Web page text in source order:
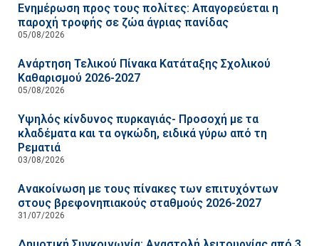
Ενημέρωση προς τους πολίτες: Απαγορεύεται η
παροχή τροφής σε ζώα άγριας πανίδας
05/08/2026
Ανάρτηση Τελικού Πίνακα Κατάταξης Σχολικού
Καθαρισμού 2026-2027
05/08/2026
Υψηλός κίνδυνος πυρκαγιάς- Προσοχή με τα
κλαδέματα και τα ογκώδη, ειδικά γύρω από τη
Ρεματιά
03/08/2026
Ανακοίνωση με τους πίνακες των επιτυχόντων
στους βρεφονηπιακούς σταθμούς 2026-2027
31/07/2026